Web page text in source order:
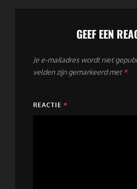
GEEF EEN
Je e-mailadres wordt niet
velden zijn gemarkeerd met *
REACTIE *